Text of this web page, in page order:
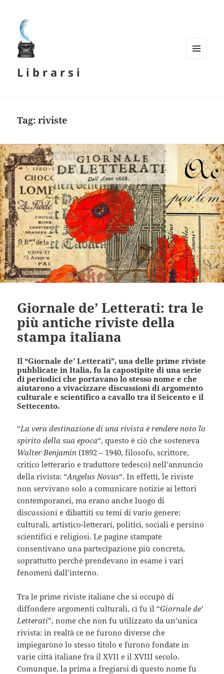
L i b r a r s i
Tag:riviste
Giornale de’ Letterati: tra le
più antiche riviste della
stampa italiana
Il “Giornale de’ Letterati”, una delle prime riviste
pubblicate in Italia, fu la capostipite di una serie
di periodici che portavano lo stesso nome e che
aiutarono a vivacizzare discussioni di argomento
culturale e scientifico a cavallo tra il Seicento e il
Settecento.
“La vera destinazione di una rivista è rendere noto lo
spirito della sua epoca“, questo è ciò che sosteneva
Walter Benjamin (1892 – 1940, filosofo, scrittore,
critico letterario e traduttore tedesco) nell’annuncio
della rivista: “Angelus Novus“. In effetti, le riviste
non servivano solo a comunicare notizie ai lettori
contemporanei, ma erano anche luogo di
discussioni e dibattiti su temi di vario genere:
culturali, artistico-letterari, politici, sociali e persino
scientifici e religiosi. Le pagine stampate
consentivano una partecipazione più concreta,
soprattutto perché prendevano in esame i vari
fenomeni dall’interno.
Tra le prime riviste italiane che si occupò di
diffondere argomenti culturali, ci fu il “Giornale de’
Letterati”, nome che non fu utilizzato da un’unica
rivista: in realtà ce ne furono diverse che
impiegarono lo stesso titolo e furono fondate in
varie città italiane fra il XVII e il XVIII secolo.
Comunque, la prima a fregiarsi di questo nome fu